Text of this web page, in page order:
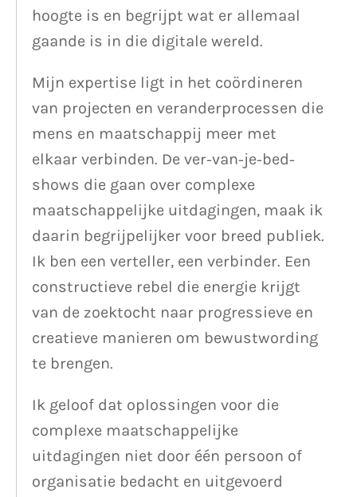
hoogte is en begrijpt wat er allemaal
gaande is in die digitale wereld.
Mijn expertise ligt in het coördineren
van projecten en veranderprocessen die
mens en maatschappij meer met
elkaar verbinden. De ver-van-je-bed-
shows die gaan over complexe
maatschappelijke uitdagingen, maak ik
daarin begrijpelijker voor breed publiek.
Ik ben een verteller, een verbinder. Een
constructieve rebel die energie krijgt
van de zoektocht naar progressieve en
creatieve manieren om bewustwording
te brengen.
Ik geloof dat oplossingen voor die
complexe maatschappelijke
uitdagingen niet door één persoon of
organisatie bedacht en uitgevoerd